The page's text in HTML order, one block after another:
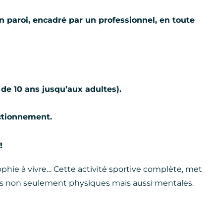
paroi, encadré par un professionnel, en toute
10 ans jusqu’aux adultes).
à vivre… Cette activité sportive complète, met
seulement physiques mais aussi mentales.